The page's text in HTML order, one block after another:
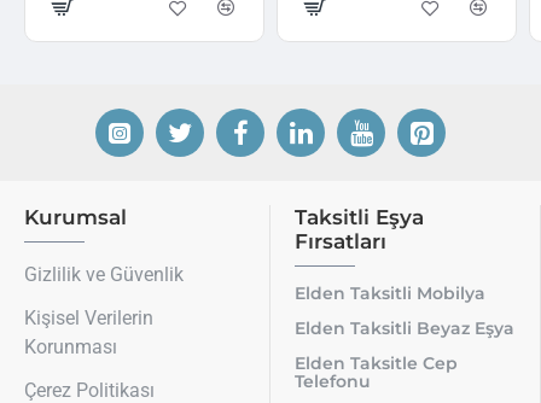
Kurumsal
Gizlilik ve Güvenlik
Kişisel Verilerin
Korunması
Çerez Politikası
Taksitli Eşya
Fırsatları
Elden Taksitli Mobilya
Elden Taksitli Beyaz Eşya
Elden Taksitle Cep
Telefonu